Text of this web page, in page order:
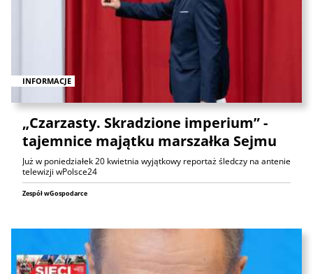
INFORMACJE
„Czarzasty. Skradzione imperium” -
tajemnice majątku marszałka Sejmu
Już w poniedziałek 20 kwietnia wyjątkowy reportaż śledczy na antenie
telewizji wPolsce24
Zespół wGospodarce